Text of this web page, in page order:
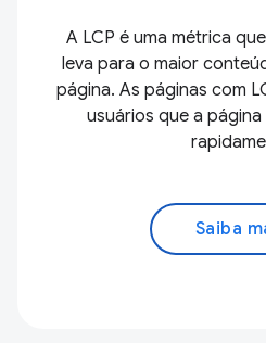
A LCP é uma métrica
leva para o maior
página. As páginas com
usuários que a
Saiba